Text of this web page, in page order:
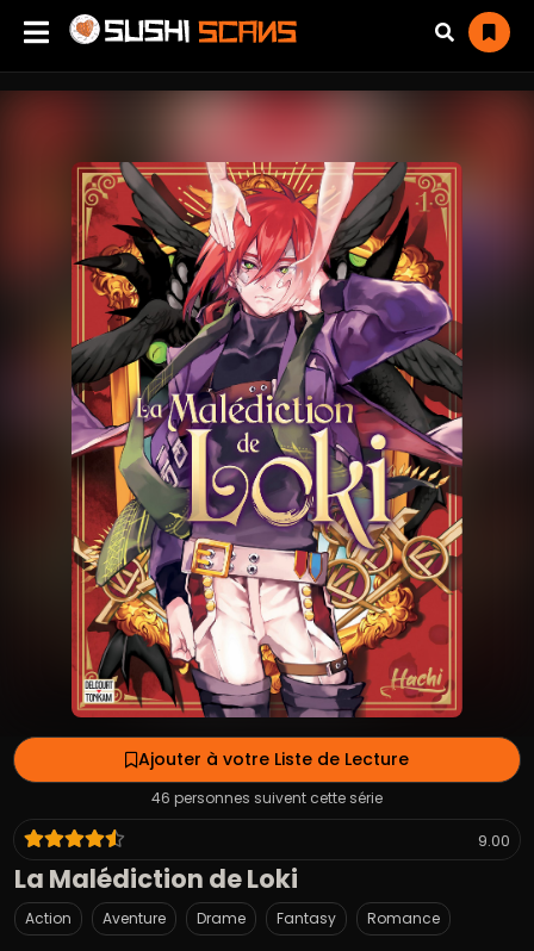
Ajouter à votre Liste de Lecture
46 personnes suivent cette série
9.00
La Malédiction de Loki
Action Aventure Drame Fantasy Romance